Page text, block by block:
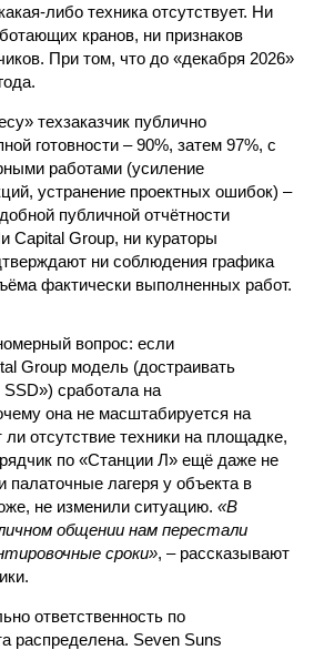
либо техника отсутствует. Ни
кранов, ни признаков
При том, что до «декабря 2026»
техзаказчик публично
готовности – 90%, затем 97%, с
работами (усиление
устранение проектных ошибок) –
публичной отчётности
Capital Group, ни кураторы
ни соблюдения графика
фактически выполненных работ.
вопрос: если
Group модель (достраивать
сработала на
она не масштабируется на
отсутствие техники на площадке,
по «Станции Л» ещё даже не
и палаточные лагеря у объекта в
не изменили ситуацию. «В
общении нам перестали
сроки», – рассказывают
ответственность по
распределена. Seven Suns